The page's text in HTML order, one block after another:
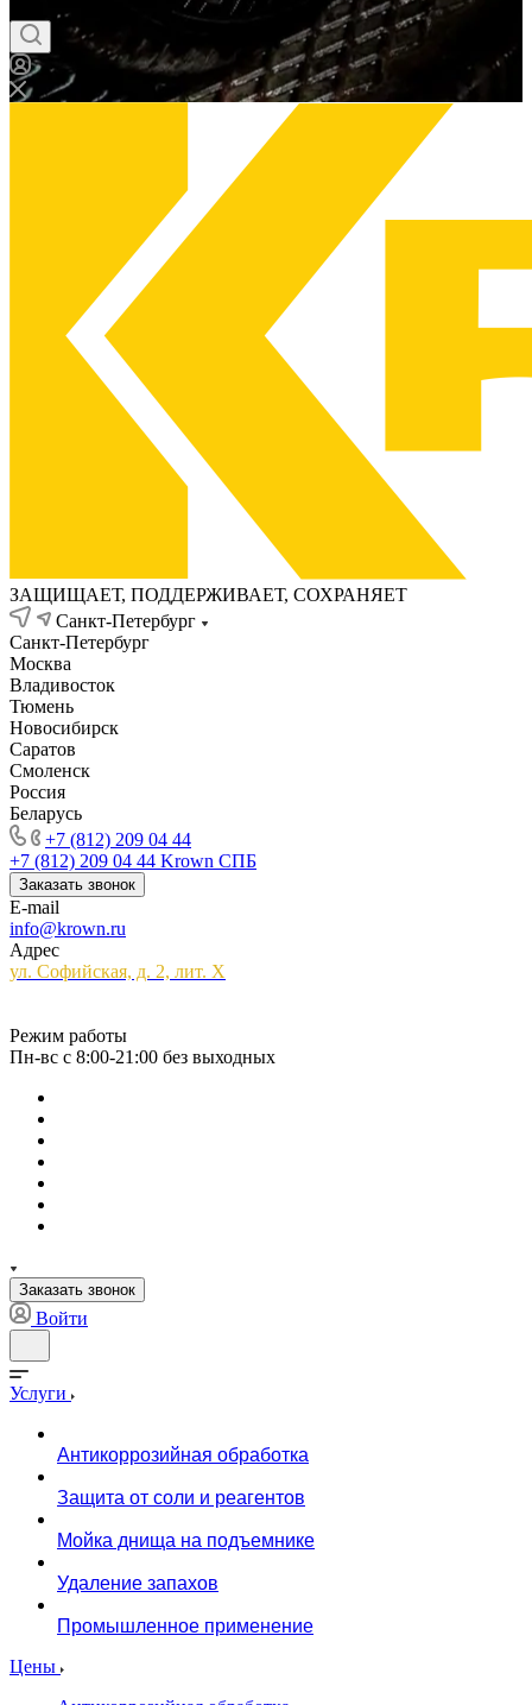
ЗАЩИЩАЕТ, ПОДДЕРЖИВАЕТ, СОХРАНЯЕТ
Санкт-Петербург
Санкт-Петербург
Москва
Владивосток
Тюмень
Новосибирск
Саратов
Смоленск
Россия
Беларусь
+7 (812) 209 04 44
+7 (812) 209 04 44 Krown СПБ
Заказать звонок
E-mail
info@krown.ru
Адрес
ул. Софийская, д. 2, лит. Х
Режим работы
Пн-вс с 8:00-21:00 без выходных
Заказать звонок
Войти
Услуги
Антикоррозийная обработка
Защита от соли и реагентов
Мойка днища на подъемнике
Удаление запахов
Промышленное применение
Цены